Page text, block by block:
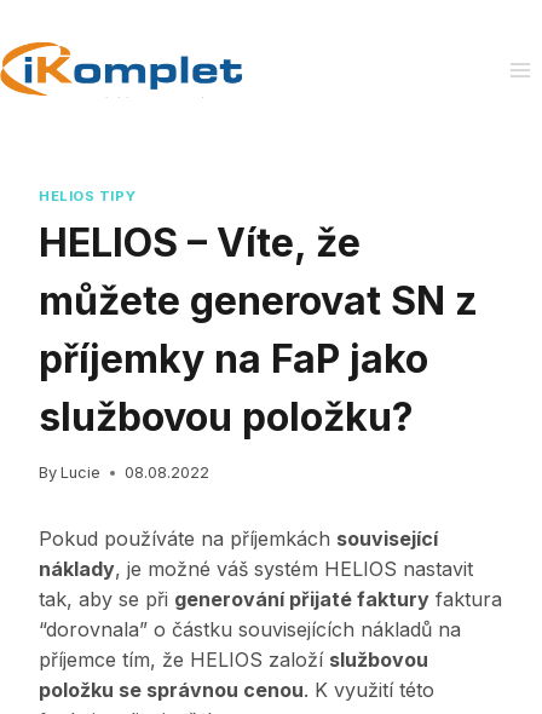
to
content
HELIOS TIPY
HELIOS – Víte, že
můžete generovat SN z
příjemky na FaP jako
službovou položku?
By Lucie 08.08.2022
Pokud používáte na příjemkách související
náklady, je možné váš systém HELIOS nastavit
tak, aby se při generování přijaté faktury faktura
“dorovnala” o částku souvisejících nákladů na
příjemce tím, že HELIOS založí službovou
položku se správnou cenou. K využití této